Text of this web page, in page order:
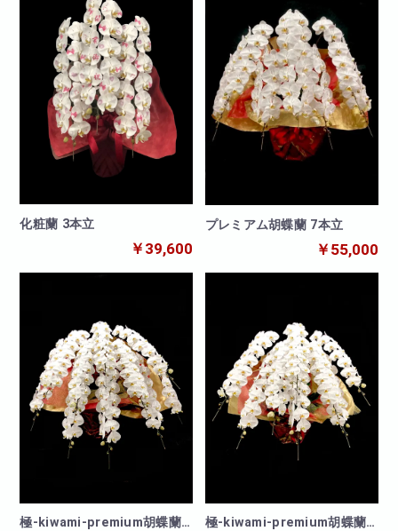
化粧蘭 3本立
￥39,600
プレミアム胡蝶蘭 7本立
￥55,000
極-kiwami-premium胡蝶蘭
極-kiwami-premium胡蝶蘭 8